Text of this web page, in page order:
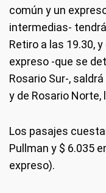
común y un
intermedias-
Retiro a las 19.30,
expreso -que se
Rosario Sur-,
y de Rosario Norte,
Los pasajes
Pullman y $ 6.035
expreso).